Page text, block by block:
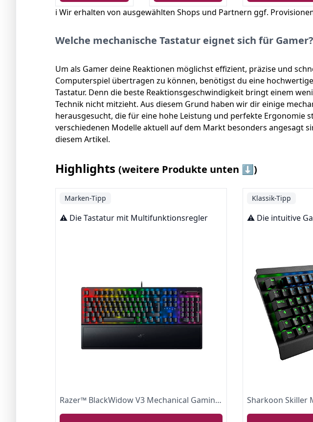
ℹ️ Wir erhalten von ausgewählten Shops und Partnern ggf.
Welche mechanische Tastatur eignet sich für Gamer?
Um als Gamer deine Reaktionen möglichst effizient, präzise und
Computerspiel übertragen zu können, benötigst du eine
Tastatur. Denn die beste Reaktionsgeschwindigkeit bringt einem
Technik nicht mitzieht. Aus diesem Grund haben wir dir einige
herausgesucht, die für eine hohe Leistung und perfekte Ergonomie
verschiedenen Modelle aktuell auf dem Markt besonders angesagt
diesem Artikel.
Highlights (weitere Produkte unten ⬇️)
Marken-Tipp
⚠️ Die Tastatur mit Multifunktionsregler
Razer™ BlackWidow V3 Mechanical Gaming Keyboard Green Switch German Layout
Klassik-Tipp
⚠️ Die intuitive